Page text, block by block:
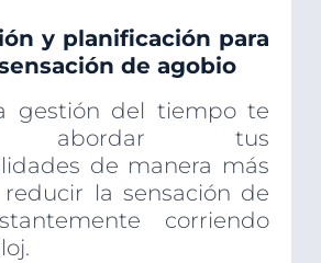
y planificación para
de agobio
gestión del tiempo te
abordar tus
de manera más
la sensación de
corriendo